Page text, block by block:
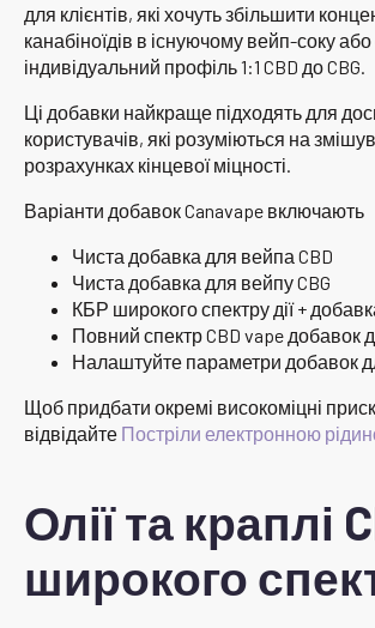
для клієнтів, які хочуть збільшити
канабіноїдів в існуючому вейп-соку
індивідуальний профіль 1:1 CBD до CBG.
Ці добавки найкраще підходять для
користувачів, які розуміються на
розрахунках кінцевої міцності.
Варіанти добавок Canavape включають
Чиста добавка для вейпа CBD
Чиста добавка для вейпу CBG
КБР широкого спектру дії +
Повний спектр CBD vape добавок
Налаштуйте параметри добавок
Щоб придбати окремі високоміцні
відвідайте Постріли електронною
Олії та краплі
широкого